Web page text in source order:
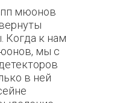
мюонов
Когда к нам
мы с
в ней